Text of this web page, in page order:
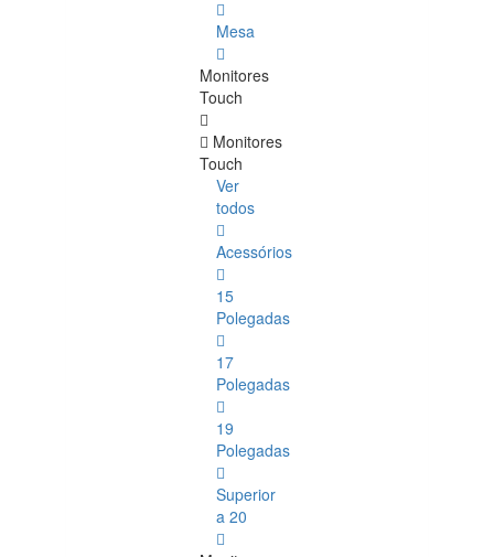
Mesa
Monitores
Touch
Monitores
Touch
Ver
todos
Acessórios
15
Polegadas
17
Polegadas
19
Polegadas
Superior
a 20